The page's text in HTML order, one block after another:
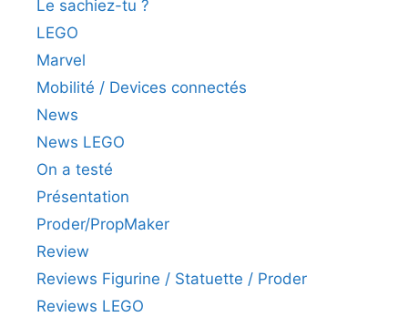
Le sachiez-tu ?
LEGO
Marvel
Mobilité / Devices connectés
News
News LEGO
On a testé
Présentation
Proder/PropMaker
Review
Reviews Figurine / Statuette / Proder
Reviews LEGO